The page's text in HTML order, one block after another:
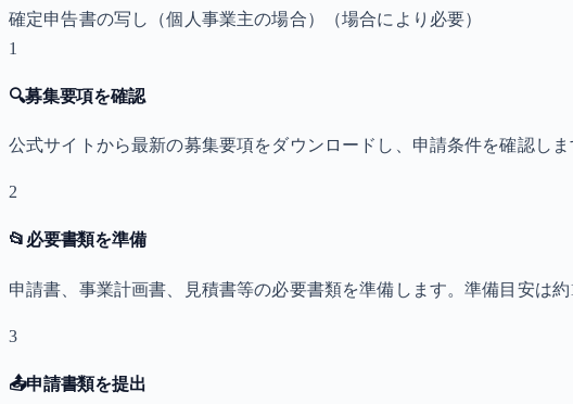
確定申告書の写し（個人事業主の場合）
（場合により必要）
1
🔍募集要項を確認
公式サイトから最新の募集要項をダウンロードし、申請条件を確認しま
2
📂 必要書類を準備
申請書、事業計画書、見積書等の必要書類を準備します。準備目安は約
3
📤申請書類を提出